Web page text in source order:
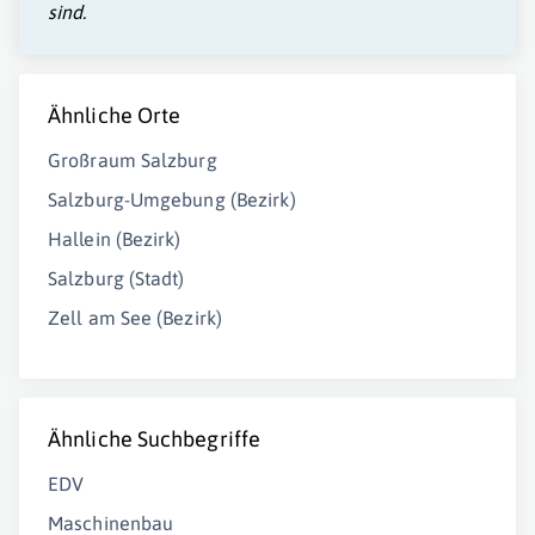
sind.
Ähnliche Orte
Großraum Salzburg
Salzburg-Umgebung (Bezirk)
Hallein (Bezirk)
Salzburg (Stadt)
Zell am See (Bezirk)
Ähnliche Suchbegriffe
EDV
Maschinenbau